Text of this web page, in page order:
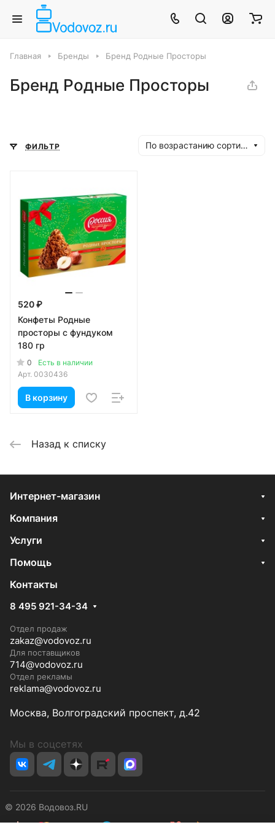
Главная Бренды Бренд Родные Просторы
Бренд Родные Просторы
ФИЛЬТР По возрастанию сортировки
520 ₽
Конфеты Родные
просторы с фундуком
180 гр
0
Есть в наличии
Арт. 0030436
В корзину
Назад к списку
Интернет-магазин
Компания
Услуги
Помощь
Контакты
8 495 921-34-34
Отдел продаж
zakaz@vodovoz.ru
Для поставщиков
714@vodovoz.ru
Отдел рекламы
reklama@vodovoz.ru
Москва, Волгоградский проспект, д.42
Мы в соцсетях
© 2026 Водовоз.RU